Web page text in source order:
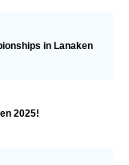
in Lanaken
2025!